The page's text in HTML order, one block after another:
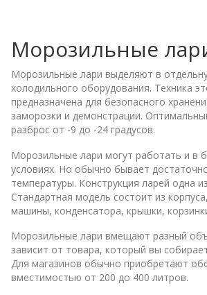
Морозильные
Морозильные лари выделяют в
холодильного оборудования. Техника
предназначена для безопасного
заморозки и демонстрации.
разброс от -9 до -24 градусов.
Морозильные лари могут работать и в
условиях. Но обычно бывает
температуры. Конструкция ларей одна
Стандартная модель состоит из
машины, конденсатора, крышки,
Морозильные лари вмещают разный
зависит от товара, который вы
Для магазинов обычно приобретают
вместимостью от 200 до 400 литров.